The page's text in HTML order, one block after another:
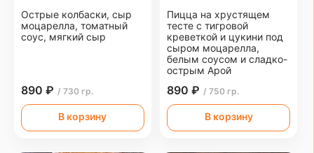
Острые колбаски, сыр
моцарелла, томатный
соус, мягкий сыр
890 ₽ / 730 гр.
В корзину
Пицца на хрустящем
тесте с тигровой
креветкой и цукини под
сыром моцарелла,
белым соусом и сладко-
острым Арой
890 ₽ / 750 гр.
В корзину